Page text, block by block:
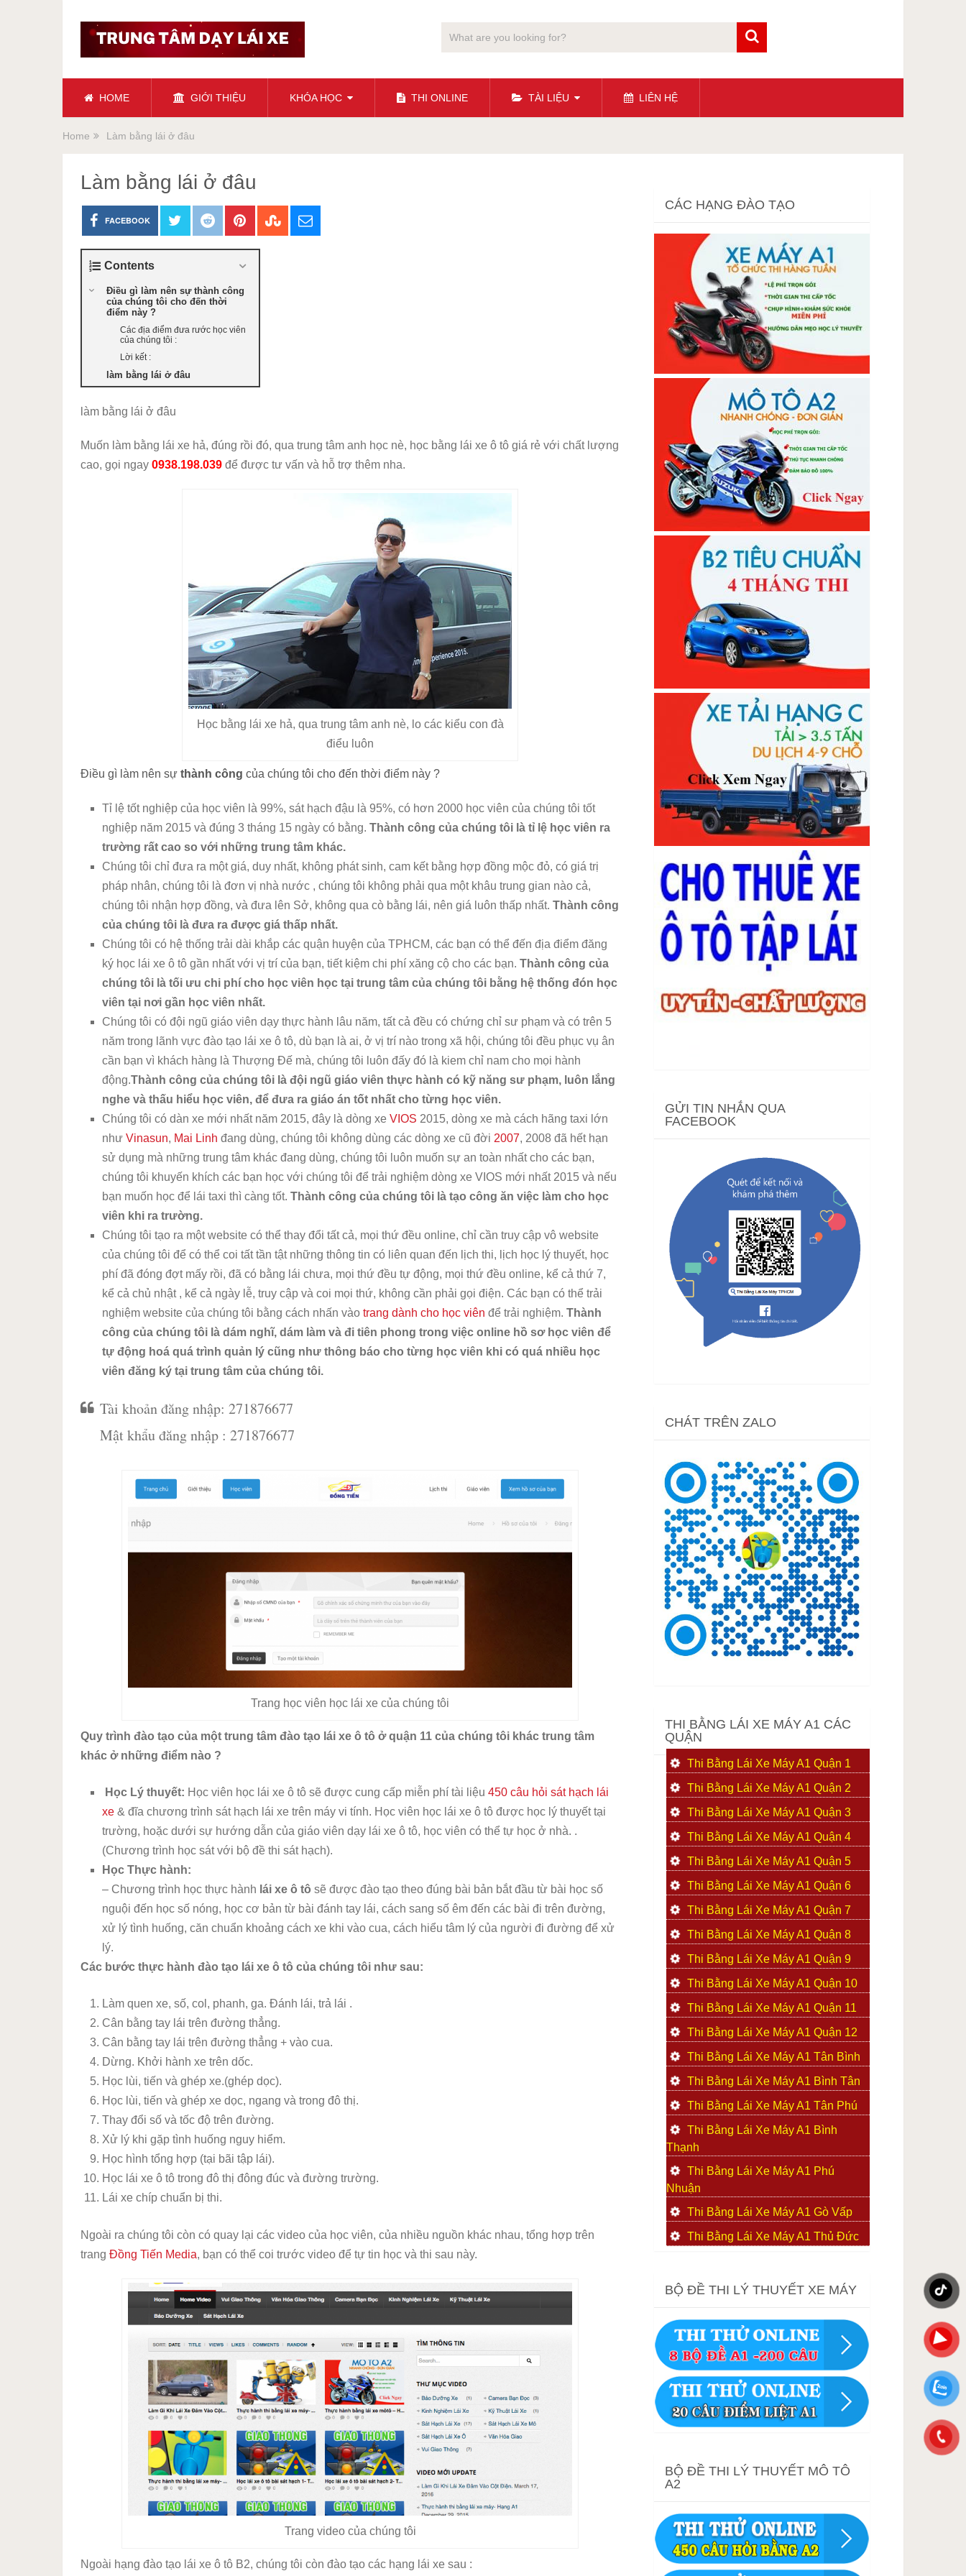
HOME GIỚI THIỆU KHÓA HỌC THI ONLINE TÀI LIỆU LIÊN HỆ
Home Làm bằng lái ở đâu
Làm bằng lái ở đâu
FACEBOOK
Contents
Điều gì làm nên sự thành công
của chúng tôi cho đến thời
điểm này ?
Các địa điểm đưa rước học viên
của chúng tôi :
Lời kết :
làm bằng lái ở đâu
làm bằng lái ở đâu
Muốn làm bằng lái xe hả, đúng rồi đó, qua trung tâm anh học nè, học bằng lái xe ô tô giá rẻ với chất lượng
cao, gọi ngay 0938.198.039 để được tư vấn và hỗ trợ thêm nha.
Học bằng lái xe hả, qua trung tâm anh nè, lo các kiểu con đà
điểu luôn
Điều gì làm nên sự thành công của chúng tôi cho đến thời điểm này ?
Tỉ lệ tốt nghiệp của học viên là 99%, sát hạch đậu là 95%, có hơn 2000 học viên của chúng tôi tốt
nghiệp năm 2015 và đúng 3 tháng 15 ngày có bằng.Thành công của chúng tôi là tỉ lệ học viên ra
trường rất cao so với những trung tâm khác.
Chúng tôi chỉ đưa ra một giá, duy nhất, không phát sinh, cam kết bằng hợp đồng mộc đỏ, có giá trị
pháp nhân, chúng tôi là đơn vị nhà nước , chúng tôi không phải qua một khâu trung gian nào cả,
chúng tôi nhận hợp đồng, và đưa lên Sở, không qua cò bằng lái, nên giá luôn thấp nhất.Thành công
của chúng tôi là đưa ra được giá thấp nhất.
Chúng tôi có hệ thống trải dài khắp các quận huyện của TPHCM, các bạn có thể đến địa điểm đăng
ký học lái xe ô tô gần nhất với vị trí của bạn, tiết kiệm chi phí xăng cộ cho các bạn.Thành công của
chúng tôi là tối ưu chi phí cho học viên học tại trung tâm của chúng tôi bằng hệ thống đón học
viên tại nơi gần học viên nhất.
Chúng tôi có đội ngũ giáo viên dạy thực hành lâu năm, tất cả đều có chứng chỉ sư phạm và có trên 5
năm trong lãnh vực đào tạo lái xe ô tô, dù bạn là ai, ở vị trí nào trong xã hội, chúng tôi đều phục vụ ân
cần bạn vì khách hàng là Thượng Đế mà, chúng tôi luôn đấy đó là kiem chỉ nam cho mọi hành
động.Thành công của chúng tôi là đội ngũ giáo viên thực hành có kỹ năng sư phạm, luôn lắng
nghe và thấu hiểu học viên, để đưa ra giáo án tốt nhất cho từng học viên.
Chúng tôi có dàn xe mới nhất năm 2015, đây là dòng xeVIOS 2015, dòng xe mà cách hãng taxi lớn
nhưVinasun, Mai Linh đang dùng, chúng tôi không dùng các dòng xe cũ đời 2007, 2008 đã hết hạn
sử dụng mà những trung tâm khác đang dùng, chúng tôi luôn muốn sự an toàn nhất cho các bạn,
chúng tôi khuyến khích các bạn học với chúng tôi để trải nghiệm dòng xe VIOS mới nhất 2015 và nếu
bạn muốn học để lái taxi thì càng tốt.Thành công của chúng tôi là tạo công ăn việc làm cho học
viên khi ra trường.
Chúng tôi tạo ra một website có thể thay đổi tất cả, mọi thứ đều online, chỉ cần truy cập vô website
của chúng tôi để có thể coi tất tần tật những thông tin có liên quan đến lịch thi, lịch học lý thuyết, học
phí đã đóng đợt mấy rồi, đã có bằng lái chưa, mọi thứ đều tự động, mọi thứ đều online, kể cả thứ 7,
kể cả chủ nhật , kể cả ngày lễ, truy cập và coi mọi thứ, không cần phải gọi điện. Các bạn có thể trải
nghiệm website của chúng tôi bằng cách nhấn vàotrang dành cho học viên để trải nghiệm.Thành
công của chúng tôi là dám nghĩ, dám làm và đi tiên phong trong việc online hồ sơ học viên để
tự động hoá quá trình quản lý cũng như thông báo cho từng học viên khi có quá nhiều học
viên đăng ký tại trung tâm của chúng tôi.
Tài khoản đăng nhập: 271876677
Mật khẩu đăng nhập : 271876677
Trang học viên học lái xe của chúng tôi
Quy trình đào tạo của một trung tâm đào tạo lái xe ô tô ở quận 11 của chúng tôi khác trung tâm
khác ở những điểm nào ?
Học Lý thuyết: Học viên học lái xe ô tô sẽ được cung cấp miễn phí tài liệu450 câu hỏi sát hạch lái
xe & đĩa chương trình sát hạch lái xe trên máy vi tính. Học viên học lái xe ô tô được học lý thuyết tại
trường, hoặc dưới sự hướng dẫn của giáo viên dạy lái xe ô tô, học viên có thể tự học ở nhà. .
(Chương trình học sát với bộ đề thi sát hạch).
Học Thực hành:
– Chương trình học thực hành lái xe ô tô sẽ được đào tạo theo đúng bài bản bắt đầu từ bài học số
nguội đến học số nóng, học cơ bản từ bài đánh tay lái, cách sang số êm đến các bài đi trên đường,
xử lý tình huống, căn chuẩn khoảng cách xe khi vào cua, cách hiểu tâm lý của người đi đường để xử
lý.
Các bước thực hành đào tạo lái xe ô tô của chúng tôi như sau:
Làm quen xe, số, col, phanh, ga. Đánh lái, trả lái .
Cân bằng tay lái trên đường thẳng.
Cân bằng tay lái trên đường thẳng + vào cua.
Dừng. Khởi hành xe trên dốc.
Học lùi, tiến và ghép xe.(ghép dọc).
Học lùi, tiến và ghép xe dọc, ngang và trong đô thị.
Thay đổi số và tốc độ trên đường.
Xử lý khi gặp tình huống nguy hiểm.
Học hình tổng hợp (tại bãi tập lái).
Học lái xe ô tô trong đô thị đông đúc và đường trường.
Lái xe chíp chuẩn bị thi.
Ngoài ra chúng tôi còn có quay lại các video của học viên, của nhiều nguồn khác nhau, tổng hợp trên
trang Đồng Tiến Media, bạn có thể coi trước video để tự tin học và thi sau này.
Trang video của chúng tôi
Ngoài hạng đào tạo lái xe ô tô B2, chúng tôi còn đào tạo các hạng lái xe sau :
CÁC HẠNG ĐÀO TẠO
GỬI TIN NHẮN QUA
FACEBOOK
CHÁT TRÊN ZALO
THI BẰNG LÁI XE MÁY A1 CÁC
QUẬN
Thi Bằng Lái Xe Máy A1 Quận 1
Thi Bằng Lái Xe Máy A1 Quận 2
Thi Bằng Lái Xe Máy A1 Quận 3
Thi Bằng Lái Xe Máy A1 Quận 4
Thi Bằng Lái Xe Máy A1 Quận 5
Thi Bằng Lái Xe Máy A1 Quận 6
Thi Bằng Lái Xe Máy A1 Quận 7
Thi Bằng Lái Xe Máy A1 Quận 8
Thi Bằng Lái Xe Máy A1 Quận 9
Thi Bằng Lái Xe Máy A1 Quận 10
Thi Bằng Lái Xe Máy A1 Quận 11
Thi Bằng Lái Xe Máy A1 Quận 12
Thi Bằng Lái Xe Máy A1 Tân Bình
Thi Bằng Lái Xe Máy A1 Bình Tân
Thi Bằng Lái Xe Máy A1 Tân Phú
Thi Bằng Lái Xe Máy A1 Bình
Thạnh
Thi Bằng Lái Xe Máy A1 Phú
Nhuận
Thi Bằng Lái Xe Máy A1 Gò Vấp
Thi Bằng Lái Xe Máy A1 Thủ Đức
BỘ ĐỀ THI LÝ THUYẾT XE MÁY
BỘ ĐỀ THI LÝ THUYẾT MÔ TÔ
A2